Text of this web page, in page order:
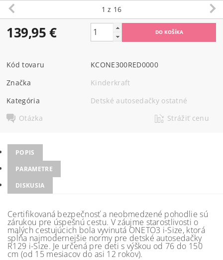
1 z 16
139,95 €
Kód tovaru
KCONE300RED0000
Značka
Kinderkraft
Kategória
Detské autosedačky ostatné
Otázka
Strážiť cenu
POPIS
PARAMETRE
DISKUSIA
Certifikovaná bezpečnosť a neobmedzené pohodlie sú
zárukou pre úspešnú cestu. V záujme starostlivosti o
malých cestujúcich bola vyvinutá ONETO3 i-Size, ktorá
spĺňa najmodernejšie normy pre detské autosedačky
R129 i-Size. Je určená pre deti s výškou od 76 do 150
cm (od 15 mesiacov do asi 12 rokov).